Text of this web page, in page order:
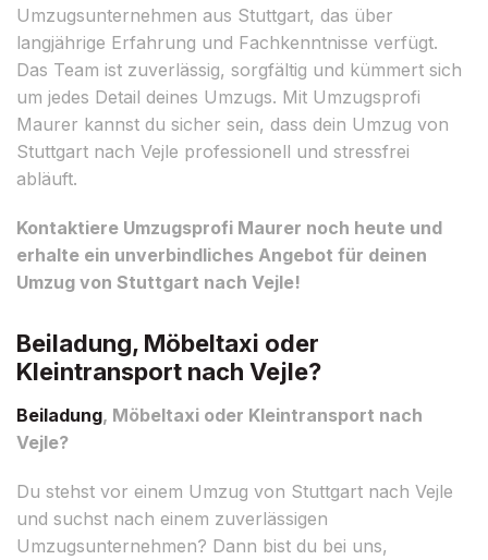
Umzugsunternehmen aus Stuttgart, das über
langjährige Erfahrung und Fachkenntnisse verfügt.
Das Team ist zuverlässig, sorgfältig und kümmert sich
um jedes Detail deines Umzugs. Mit Umzugsprofi
Maurer kannst du sicher sein, dass dein Umzug von
Stuttgart nach Vejle professionell und stressfrei
abläuft.
Kontaktiere Umzugsprofi Maurer noch heute und
erhalte ein unverbindliches Angebot für deinen
Umzug von Stuttgart nach Vejle!
Beiladung, Möbeltaxi oder
Kleintransport nach Vejle?
Beiladung, Möbeltaxi oder Kleintransport nach
Vejle?
Du stehst vor einem Umzug von Stuttgart nach Vejle
und suchst nach einem zuverlässigen
Umzugsunternehmen? Dann bist du bei uns,